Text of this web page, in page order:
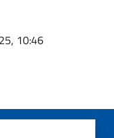
10:46